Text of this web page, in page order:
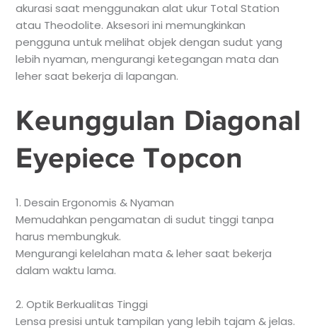
akurasi saat menggunakan alat ukur Total Station
atau Theodolite. Aksesori ini memungkinkan
pengguna untuk melihat objek dengan sudut yang
lebih nyaman, mengurangi ketegangan mata dan
leher saat bekerja di lapangan.
Keunggulan Diagonal
Eyepiece Topcon
1. Desain Ergonomis & Nyaman
Memudahkan pengamatan di sudut tinggi tanpa
harus membungkuk.
Mengurangi kelelahan mata & leher saat bekerja
dalam waktu lama.
2. Optik Berkualitas Tinggi
Lensa presisi untuk tampilan yang lebih tajam & jelas.